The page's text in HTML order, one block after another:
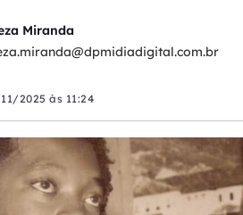
Miranda
2025 às 11:24